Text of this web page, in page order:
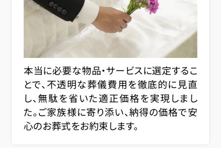
本当に必要な物品・サービスに選定するこ
とで、不透明な葬儀費用を徹底的に見直
し、無駄を省いた適正価格を実現しまし
た。ご家族様に寄り添い、納得の価格で安
心のお葬式をお約束します。